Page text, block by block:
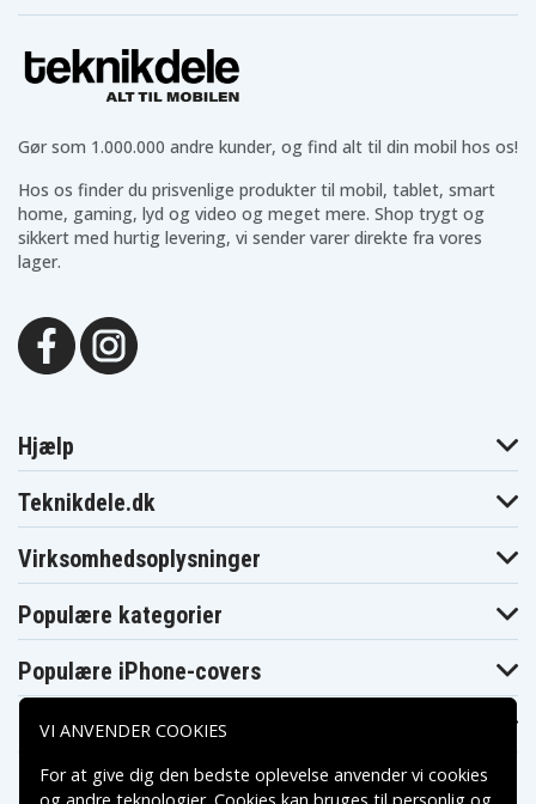
Gør som 1.000.000 andre kunder, og find alt til din mobil hos os!
Hos os finder du prisvenlige produkter til mobil, tablet, smart
home, gaming, lyd og video og meget mere. Shop trygt og
sikkert med hurtig levering, vi sender varer direkte fra vores
lager.
Hjælp
Teknikdele.dk
Virksomhedsoplysninger
Populære kategorier
Populære iPhone-covers
Populære Samsung-covers
VI ANVENDER COOKIES
For at give dig den bedste oplevelse anvender vi cookies